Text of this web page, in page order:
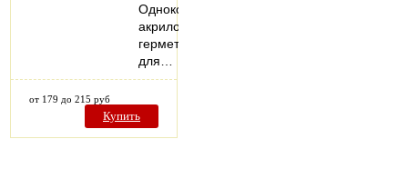
Однокомпонентный
акриловый
герметик
для…
от 179 до 215 руб
Купить